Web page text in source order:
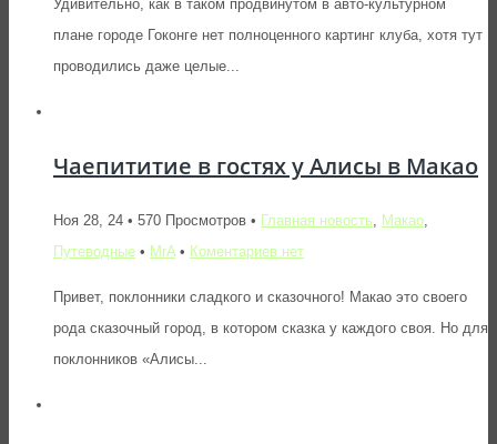
Удивительно, как в таком продвинутом в авто-культурном
плане городе Гоконге нет полноценного картинг клуба, хотя тут
проводились даже целые...
Чаепититие в гостях у Алисы в Макао
Ноя 28, 24 • 570 Просмотров • Главная новость Макао
Путеводные • MrA • Коментариев нет
Привет, поклонники сладкого и сказочного! Макао это своего
рода сказочный город, в котором сказка у каждого своя. Но для
поклонников «Алисы...